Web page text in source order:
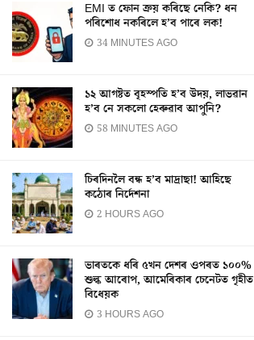
EMI ত ফোন ক্ৰয় কৰিছে নেকি? ধন
পৰিশোধ নকৰিলে হ’ব পাৰে লক!
34 MINUTES AGO
১২ আগষ্টত বৃহস্পতি হ’ব উদয়, লাভৱান
হ’ব নে সকলো হেৰুৱাব আপুনি?
58 MINUTES AGO
চিৰদিনলৈ বন্ধ হ’ব মাদ্ৰাছা! আহিছে
কঠোৰ নিৰ্দেশনা
2 HOURS AGO
ভাৰতকে ধৰি ৫খন দেশৰ ওপৰত ১০০%
শুল্ক আৰোপ, আমেৰিকাৰ চেনেটত গৃহীত
বিধেয়ক
3 HOURS AGO